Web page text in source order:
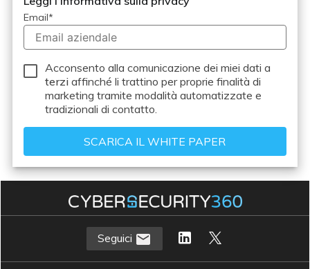
Email*
Acconsento alla comunicazione dei miei dati a
terzi affinché li trattino per proprie finalità di
marketing tramite modalità automatizzate e
tradizionali di contatto.
Seguici